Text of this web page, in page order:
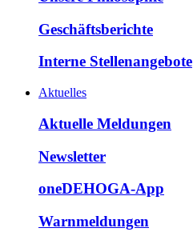
Geschäftsberichte
Interne Stellenangebote
Aktuelles
Aktuelle Meldungen
Newsletter
oneDEHOGA-App
Warnmeldungen